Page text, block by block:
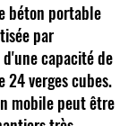
béton portable
par
capacité de
24 verges cubes.
mobile peut être